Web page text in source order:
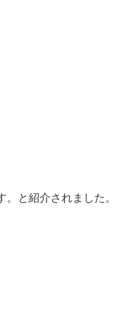
と紹介されました。